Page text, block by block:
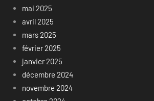
mai 2025
avril 2025
mars 2025
février 2025
janvier 2025
décembre 2024
novembre 2024